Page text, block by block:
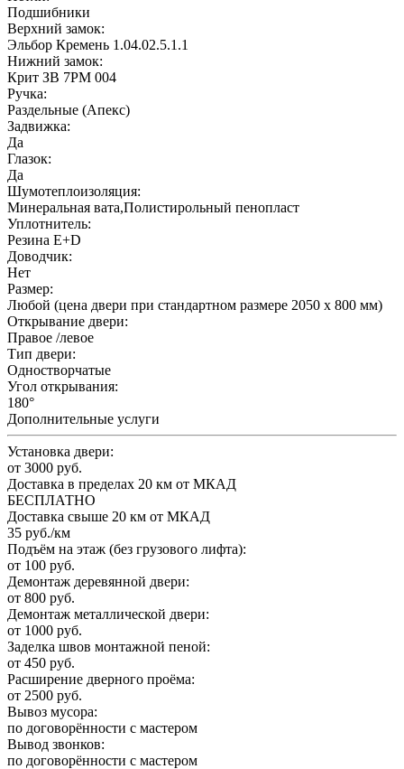
Подшибники
Верхний замок:
Эльбор Кремень 1.04.02.5.1.1
Нижний замок:
Крит ЗВ 7РМ 004
Ручка:
Раздельные (Апекс)
Задвижка:
Да
Глазок:
Да
Шумотеплоизоляция:
Минеральная вата,Полистирольный пенопласт
Уплотнитель:
Резина E+D
Доводчик:
Нет
Размер:
Любой (цена двери при стандартном размере 2050 x 800 мм)
Открывание двери:
Правое /левое
Тип двери:
Одностворчатые
Угол открывания:
180°
Дополнительные услуги
Установка двери:
от 3000 руб.
Доставка в пределах 20 км от МКАД
БЕСПЛАТНО
Доставка свыше 20 км от МКАД
35 руб./км
Подъём на этаж (без грузового лифта):
от 100 руб.
Демонтаж деревянной двери:
от 800 руб.
Демонтаж металлической двери:
от 1000 руб.
Заделка швов монтажной пеной:
от 450 руб.
Расширение дверного проёма:
от 2500 руб.
Вывоз мусора:
по договорённости с мастером
Вывод звонков:
по договорённости с мастером